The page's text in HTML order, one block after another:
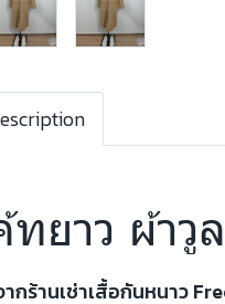
ทยาว ผ้า
ากร้านเช่าเสื้อกันหนาว